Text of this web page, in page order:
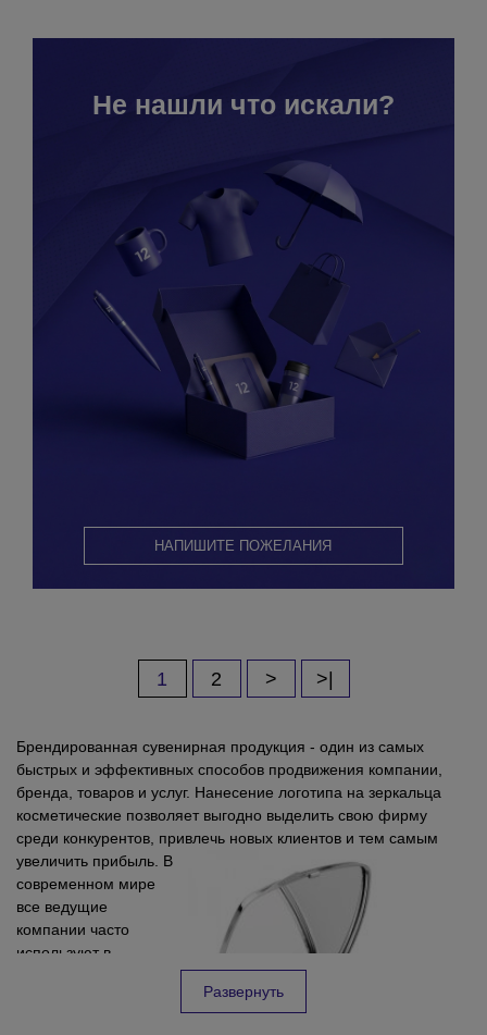
Не нашли что искали?
НАПИШИТЕ ПОЖЕЛАНИЯ
1 2 > >|
Брендированная сувенирная продукция - один из самых
быстрых и эффективных способов продвижения компании,
бренда, товаров и услуг. Нанесение логотипа на зеркальца
косметические позволяет выгодно выделить свою фирму
среди конкурентов, привлечь новых клиентов и тем самым
увеличить прибыль. В
современном мире
все ведущие
компании часто
используют в
Косметические зеркальца с нанесение логотипа оптом часто
можно увидеть в качестве подарков и сувениров во время
Развернуть